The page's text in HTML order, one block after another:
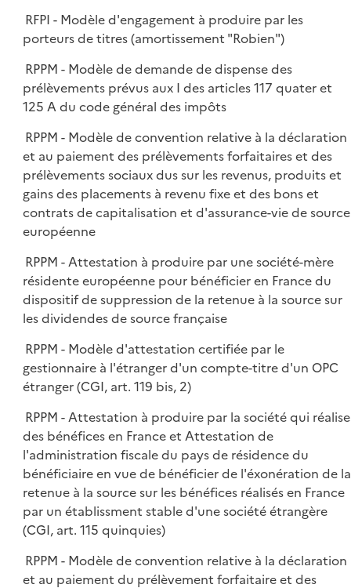
RFPI - Modèle d'engagement à produire par les
porteurs de titres (amortissement "Robien")
RPPM - Modèle de demande de dispense des
prélèvements prévus aux I des articles 117 quater et
125 A du code général des impôts
RPPM - Modèle de convention relative à la déclaration
et au paiement des prélèvements forfaitaires et des
prélèvements sociaux dus sur les revenus, produits et
gains des placements à revenu fixe et des bons et
contrats de capitalisation et d'assurance-vie de source
européenne
RPPM - Attestation à produire par une société-mère
résidente européenne pour bénéficier en France du
dispositif de suppression de la retenue à la source sur
les dividendes de source française
RPPM - Modèle d'attestation certifiée par le
gestionnaire à l'étranger d'un compte-titre d'un OPC
étranger (CGI, art. 119 bis, 2)
RPPM - Attestation à produire par la société qui réalise
des bénéfices en France et Attestation de
l'administration fiscale du pays de résidence du
bénéficiaire en vue de bénéficier de l'éxonération de la
retenue à la source sur les bénéfices réalisés en France
par un établissment stable d'une société étrangère
(CGI, art. 115 quinquies)
RPPM - Modèle de convention relative à la déclaration
et au paiement du prélèvement forfaitaire et des